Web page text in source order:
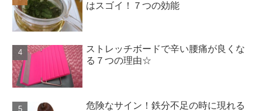
はスゴイ！７つの効能
ストレッチボードで辛い腰痛が良くな
る７つの理由☆
危険なサイン！鉄分不足の時に現れる